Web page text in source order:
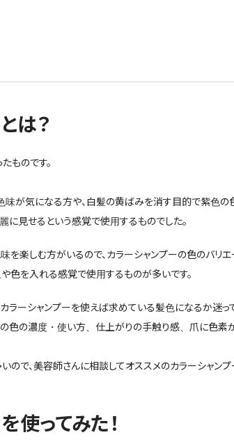
は？
ものです。
が気になる方や、白髪の黄ばみを消す目的で紫色の
に見せるという感覚で使用するものでした。
を楽しむ方がいるので、カラーシャンプーの色のバリエ
色を入れる感覚で使用するものが多いです。
ラーシャンプーを使えば求めている髪色になるか迷っ
色の濃度・使い方、仕上がりの手触り感、爪に色素
ので、美容師さんに相談してオススメのカラーシャン
使ってみた！